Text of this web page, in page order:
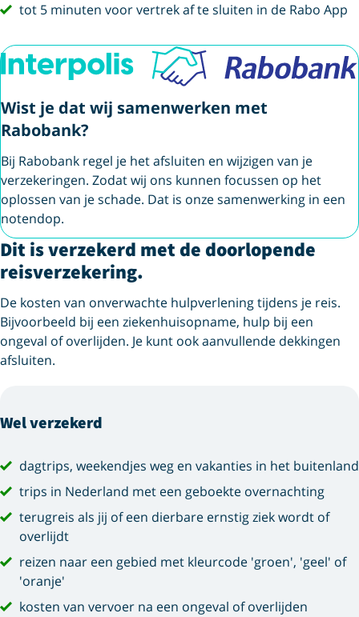
vink
tot 5 minuten voor vertrek af te sluiten in de Rabo App
Wist je dat wij samenwerken met
Rabobank?
Bij Rabobank regel je het afsluiten en wijzigen van je
verzekeringen. Zodat wij ons kunnen focussen op het
oplossen van je schade. Dat is onze samenwerking in een
notendop.
Dit is verzekerd met de doorlopende
reisverzekering.
De kosten van onverwachte hulpverlening tijdens je reis.
Bijvoorbeeld bij een ziekenhuisopname, hulp bij een
ongeval of overlijden. Je kunt ook aanvullende dekkingen
afsluiten.
Wel verzekerd
dagtrips, weekendjes weg en vakanties in het buitenland
trips in Nederland met een geboekte overnachting
terugreis als jij of een dierbare ernstig ziek wordt of
overlijdt
reizen naar een gebied met kleurcode 'groen', 'geel' of
'oranje'
kosten van vervoer na een ongeval of overlijden